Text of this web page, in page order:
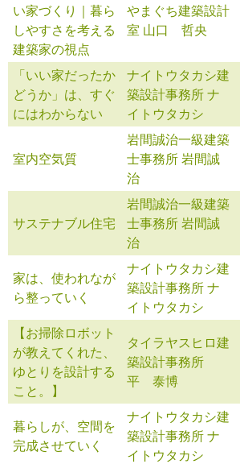
い家づくり｜暮ら
しやすさを考える
建築家の視点
やまぐち建築設計
室 山口 哲央
「いい家だったか
どうか」は、すぐ
にはわからない
ナイトウタカシ建
築設計事務所 ナ
イトウタカシ
室内空気質
岩間誠治一級建築
士事務所 岩間誠
治
サステナブル住宅
岩間誠治一級建築
士事務所 岩間誠
治
家は、使われなが
ら整っていく
ナイトウタカシ建
築設計事務所 ナ
イトウタカシ
【お掃除ロボット
が教えてくれた、
ゆとりを設計する
こと。】
タイラヤスヒロ建
築設計事務所
平 泰博
暮らしが、空間を
完成させていく
ナイトウタカシ建
築設計事務所 ナ
イトウタカシ